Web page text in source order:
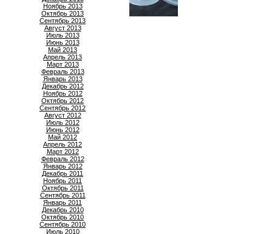
Ноябрь 2013
Октябрь 2013
Сентябрь 2013
Август 2013
Июль 2013
Июнь 2013
Май 2013
Апрель 2013
Март 2013
Февраль 2013
Январь 2013
Декабрь 2012
Ноябрь 2012
Октябрь 2012
Сентябрь 2012
Август 2012
Июль 2012
Июнь 2012
Май 2012
Апрель 2012
Март 2012
Февраль 2012
Январь 2012
Декабрь 2011
Ноябрь 2011
Октябрь 2011
Сентябрь 2011
Январь 2011
Декабрь 2010
Октябрь 2010
Сентябрь 2010
Июль 2010